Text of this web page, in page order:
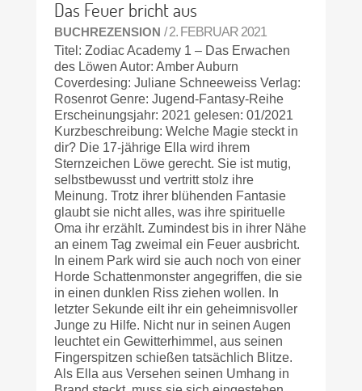
Das Feuer bricht aus
BUCHREZENSION / 2. FEBRUAR 2021
Titel: Zodiac Academy 1 – Das Erwachen
des Löwen Autor: Amber Auburn
Coverdesing: Juliane Schneeweiss Verlag:
Rosenrot Genre: Jugend-Fantasy-Reihe
Erscheinungsjahr: 2021 gelesen: 01/2021
Kurzbeschreibung: Welche Magie steckt in
dir? Die 17-jährige Ella wird ihrem
Sternzeichen Löwe gerecht. Sie ist mutig,
selbstbewusst und vertritt stolz ihre
Meinung. Trotz ihrer blühenden Fantasie
glaubt sie nicht alles, was ihre spirituelle
Oma ihr erzählt. Zumindest bis in ihrer Nähe
an einem Tag zweimal ein Feuer ausbricht.
In einem Park wird sie auch noch von einer
Horde Schattenmonster angegriffen, die sie
in einen dunklen Riss ziehen wollen. In
letzter Sekunde eilt ihr ein geheimnisvoller
Junge zu Hilfe. Nicht nur in seinen Augen
leuchtet ein Gewitterhimmel, aus seinen
Fingerspitzen schießen tatsächlich Blitze.
Als Ella aus Versehen seinen Umhang in